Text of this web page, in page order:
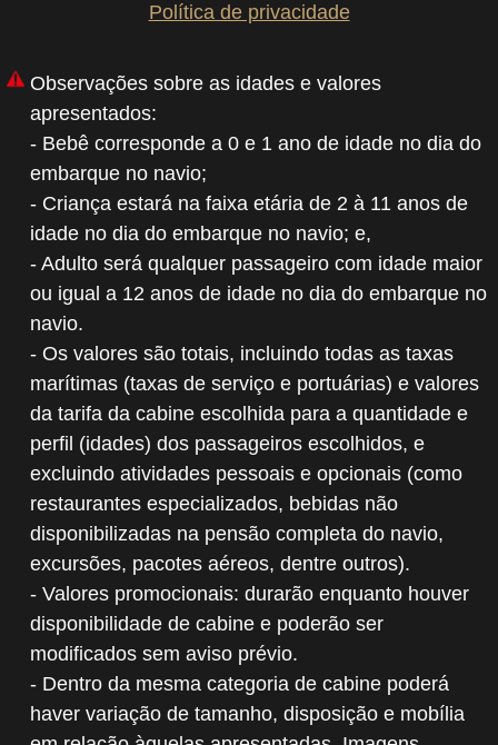
Política de privacidade
Observações sobre as idades e valores
apresentados:
- Bebê corresponde a 0 e 1 ano de idade no dia do
embarque no navio;
- Criança estará na faixa etária de 2 à 11 anos de
idade no dia do embarque no navio; e,
- Adulto será qualquer passageiro com idade maior
ou igual a 12 anos de idade no dia do embarque no
navio.
- Os valores são totais, incluindo todas as taxas
marítimas (taxas de serviço e portuárias) e valores
da tarifa da cabine escolhida para a quantidade e
perfil (idades) dos passageiros escolhidos, e
excluindo atividades pessoais e opcionais (como
restaurantes especializados, bebidas não
disponibilizadas na pensão completa do navio,
excursões, pacotes aéreos, dentre outros).
- Valores promocionais: durarão enquanto houver
disponibilidade de cabine e poderão ser
modificados sem aviso prévio.
- Dentro da mesma categoria de cabine poderá
haver variação de tamanho, disposição e mobília